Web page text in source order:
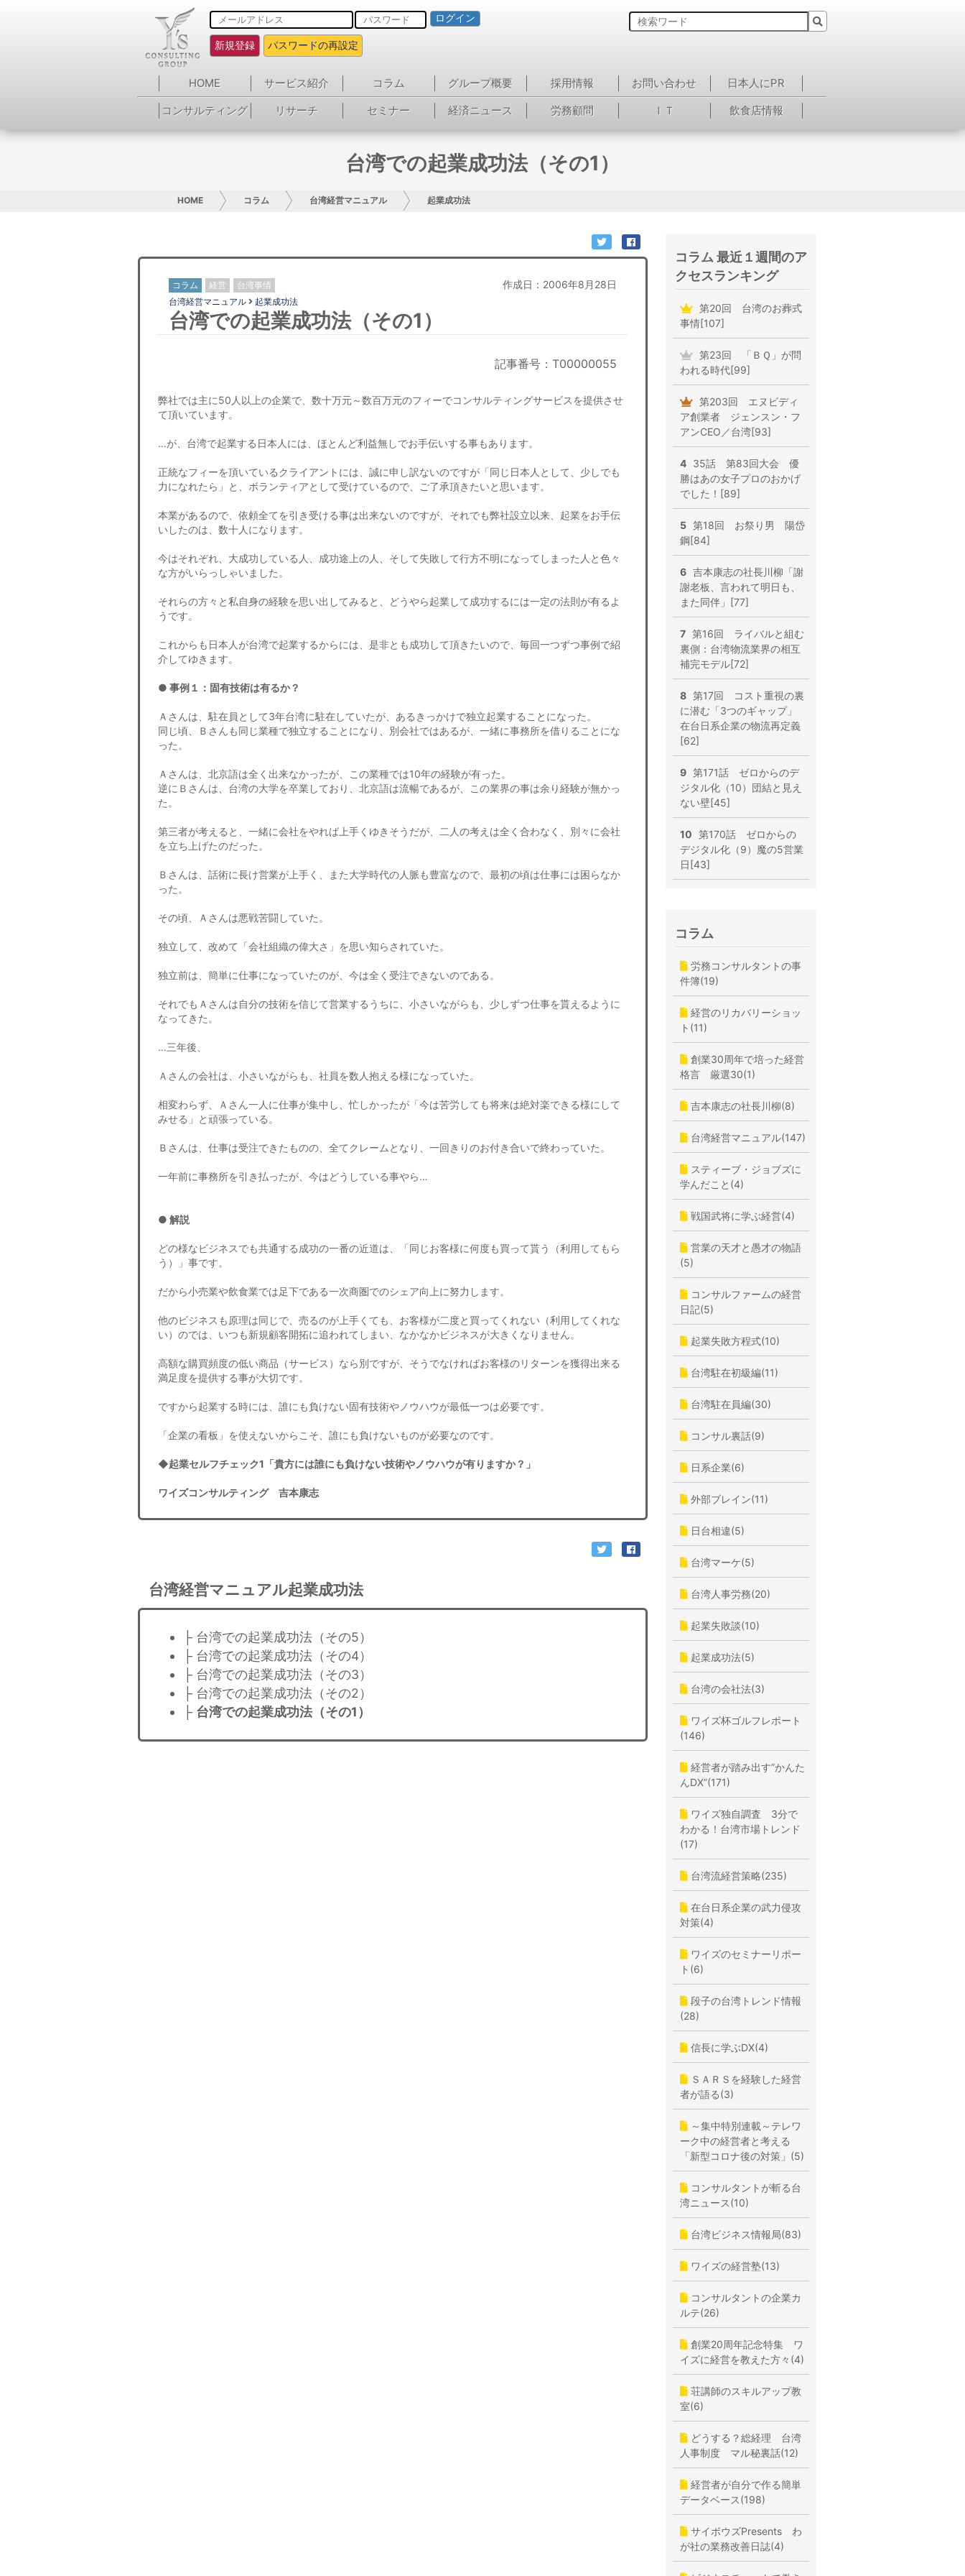
ログイン
新規登録 パスワードの再設定
HOME サービス紹介 コラム グループ概要 採用情報 お問い合わせ
日本人にPR
コンサルティング
リサーチ セミナー 経済ニュース 労務顧問 ＩＴ 飲食店情報
台湾での起業成功法（その1）
HOME コラム 台湾経営マニュアル 起業成功法
コラム 経営 台湾事情 作成日：2006年8月28日
台湾経営マニュアル 起業成功法
台湾での起業成功法（その1）
記事番号：T00000055
弊社では主に50人以上の企業で、数十万元～数百万元のフィーでコンサルティングサービスを提供させ
て頂いています。
…が、台湾で起業する日本人には、ほとんど利益無しでお手伝いする事もあります。
正統なフィーを頂いているクライアントには、誠に申し訳ないのですが「同じ日本人として、少しでも
力になれたら」と、ボランティアとして受けているので、ご了承頂きたいと思います。
本業があるので、依頼全てを引き受ける事は出来ないのですが、それでも弊社設立以来、起業をお手伝
いしたのは、数十人になります。
今はそれぞれ、大成功している人、成功途上の人、そして失敗して行方不明になってしまった人と色々
な方がいらっしゃいました。
それらの方々と私自身の経験を思い出してみると、どうやら起業して成功するには一定の法則が有るよ
うです。
これからも日本人が台湾で起業するからには、是非とも成功して頂きたいので、毎回一つずつ事例で紹
介してゆきます。
● 事例１：固有技術は有るか？
Ａさんは、駐在員として3年台湾に駐在していたが、あるきっかけで独立起業することになった。
同じ頃、Ｂさんも同じ業種で独立することになり、別会社ではあるが、一緒に事務所を借りることにな
った。
Ａさんは、北京語は全く出来なかったが、この業種では10年の経験が有った。
逆にＢさんは、台湾の大学を卒業しており、北京語は流暢であるが、この業界の事は余り経験が無かっ
た。
第三者が考えると、一緒に会社をやれば上手くゆきそうだが、二人の考えは全く合わなく、別々に会社
を立ち上げたのだった。
Ｂさんは、話術に長け営業が上手く、また大学時代の人脈も豊富なので、最初の頃は仕事には困らなか
った。
その頃、Ａさんは悪戦苦闘していた。
独立して、改めて「会社組織の偉大さ」を思い知らされていた。
独立前は、簡単に仕事になっていたのが、今は全く受注できないのである。
それでもＡさんは自分の技術を信じて営業するうちに、小さいながらも、少しずつ仕事を貰えるように
なってきた。
…三年後、
Ａさんの会社は、小さいながらも、社員を数人抱える様になっていた。
相変わらず、Ａさん一人に仕事が集中し、忙しかったが「今は苦労しても将来は絶対楽できる様にして
みせる」と頑張っている。
Ｂさんは、仕事は受注できたものの、全てクレームとなり、一回きりのお付き合いで終わっていた。
一年前に事務所を引き払ったが、今はどうしている事やら…
● 解説
どの様なビジネスでも共通する成功の一番の近道は、「同じお客様に何度も買って貰う（利用してもら
う）」事です。
だから小売業や飲食業では足下である一次商圏でのシェア向上に努力します。
他のビジネスも原理は同じで、売るのが上手くても、お客様が二度と買ってくれない（利用してくれな
い）のでは、いつも新規顧客開拓に追われてしまい、なかなかビジネスが大きくなりません。
高額な購買頻度の低い商品（サービス）なら別ですが、そうでなければお客様のリターンを獲得出来る
満足度を提供する事が大切です。
ですから起業する時には、誰にも負けない固有技術やノウハウが最低一つは必要です。
「企業の看板」を使えないからこそ、誰にも負けないものが必要なのです。
◆起業セルフチェック1「貴方には誰にも負けない技術やノウハウが有りますか？」
ワイズコンサルティング 吉本康志
台湾経営マニュアル起業成功法
├ 台湾での起業成功法（その5）
├ 台湾での起業成功法（その4）
├ 台湾での起業成功法（その3）
├ 台湾での起業成功法（その2）
├ 台湾での起業成功法（その1）
コラム 最近１週間のア
クセスランキング
第20回 台湾のお葬式
事情[107]
第23回 「ＢＱ」が問
われる時代[99]
第203回 エヌビディ
ア創業者 ジェンスン・フ
アンCEO／台湾[93]
4 35話 第83回大会 優
勝はあの女子プロのおかげ
でした！[89]
5 第18回 お祭り男 陽岱
鋼[84]
6 吉本康志の社長川柳「謝
謝老板、言われて明日も、
また同伴」[77]
7 第16回 ライバルと組む
裏側：台湾物流業界の相互
補完モデル[72]
8 第17回 コスト重視の裏
に潜む「3つのギャップ」
在台日系企業の物流再定義
[62]
9 第171話 ゼロからのデ
ジタル化（10）団結と見え
ない壁[45]
10 第170話 ゼロからの
デジタル化（9）魔の5営業
日[43]
コラム
労務コンサルタントの事
件簿(19)
経営のリカバリーショッ
ト(11)
創業30周年で培った経営
格言 厳選30(1)
吉本康志の社長川柳(8)
台湾経営マニュアル(147)
スティーブ・ジョブズに
学んだこと(4)
戦国武将に学ぶ経営(4)
営業の天才と愚才の物語
(5)
コンサルファームの経営
日記(5)
起業失敗方程式(10)
台湾駐在初級編(11)
台湾駐在員編(30)
コンサル裏話(9)
日系企業(6)
外部ブレイン(11)
日台相違(5)
台湾マーケ(5)
台湾人事労務(20)
起業失敗談(10)
起業成功法(5)
台湾の会社法(3)
ワイズ杯ゴルフレポート
(146)
経営者が踏み出す”かんた
んDX”(171)
ワイズ独自調査 3分で
わかる！台湾市場トレンド
(17)
台湾流経営策略(235)
在台日系企業の武力侵攻
対策(4)
ワイズのセミナーリポー
ト(6)
段子の台湾トレンド情報
(28)
信長に学ぶDX(4)
ＳＡＲＳを経験した経営
者が語る(3)
～集中特別連載～テレワ
ーク中の経営者と考える
「新型コロナ後の対策」(5)
コンサルタントが斬る台
湾ニュース(10)
台湾ビジネス情報局(83)
ワイズの経営塾(13)
コンサルタントの企業カ
ルテ(26)
創業20周年記念特集 ワ
イズに経営を教えた方々(4)
荘講師のスキルアップ教
室(6)
どうする？総経理 台湾
人事制度 マル秘裏話(12)
経営者が自分で作る簡単
データベース(198)
サイボウズPresents わ
が社の業務改善日誌(4)